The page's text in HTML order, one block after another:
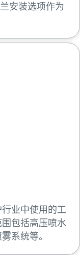
安装选项作为
业中使用的工
包括高压喷水
系统等。